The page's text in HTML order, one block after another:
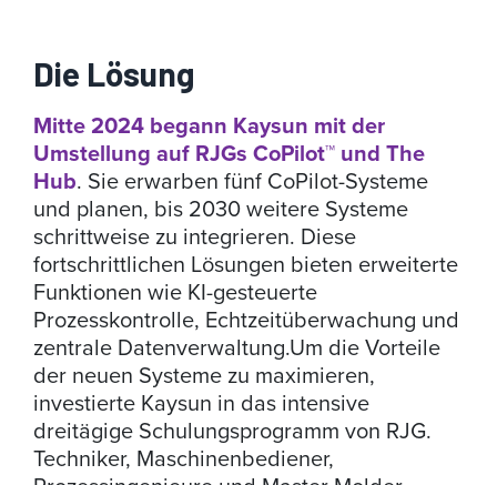
Die Lösung
Mitte 2024 begann Kaysun mit der
Umstellung auf RJGs CoPilot™ und The
Hub. Sie erwarben fünf CoPilot-Systeme
und planen, bis 2030 weitere Systeme
schrittweise zu integrieren. Diese
fortschrittlichen Lösungen bieten erweiterte
Funktionen wie KI-gesteuerte
Prozesskontrolle, Echtzeitüberwachung und
zentrale Datenverwaltung.Um die Vorteile
der neuen Systeme zu maximieren,
investierte Kaysun in das intensive
dreitägige Schulungsprogramm von RJG.
Techniker, Maschinenbediener,